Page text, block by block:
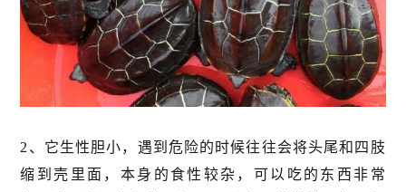
2、它生性胆小，遇到危险的时候往往会将头尾和四肢
缩到壳里面，本身的食性较杂，可以吃的东西非常